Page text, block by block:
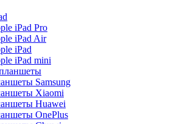
iPad Pro
iPad Air
iPad
iPad mini
Samsung
Xiaomi
Huawei
OnePlus